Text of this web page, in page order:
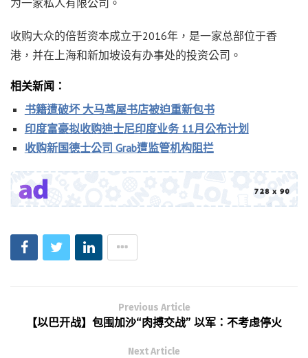
收购大众的倍哲资本成立于2016年，是一家总部位于香
港，并在上海和新加坡设有办事处的投资公司。
相关新闻：
书籍遭破坏 大马茑屋书店被迫重新包书
印度富豪拟收购迪士尼印度业务 11月公布计划
收购新国德士公司 Grab遭监管机构阻拦
Previous Article
【以巴开战】包围加沙“肉搏交战” 以军：不考虑停火
Next Article